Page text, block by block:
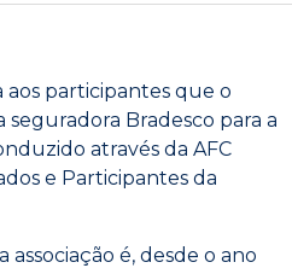
participantes que o
Bradesco para a
através da AFC
e Participantes da
é, desde o ano